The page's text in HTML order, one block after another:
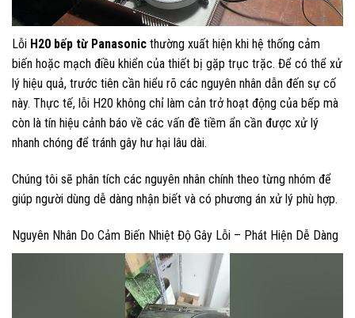
Lỗi H20 bếp từ Panasonic thường xuất hiện khi hệ thống cảm
biến hoặc mạch điều khiển của thiết bị gặp trục trặc. Để có thể xử
lý hiệu quả, trước tiên cần hiểu rõ các nguyên nhân dẫn đến sự cố
này. Thực tế, lỗi H20 không chỉ làm cản trở hoạt động của bếp mà
còn là tín hiệu cảnh báo về các vấn đề tiềm ẩn cần được xử lý
nhanh chóng để tránh gây hư hại lâu dài.
Chúng tôi sẽ phân tích các nguyên nhân chính theo từng nhóm để
giúp người dùng dễ dàng nhận biết và có phương án xử lý phù hợp.
Nguyên Nhân Do Cảm Biến Nhiệt Độ Gây Lỗi – Phát Hiện Dễ Dàng